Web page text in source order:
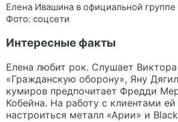
Елена Ивашина в официальной группе
Фото: соцсети
Интересные факты
Елена любит рок. Слушает
«Гражданскую оборону», Яну
кумиров предпочитает Фредди
Кобейна. На работу с клиентами
настроиться металл «Арии» и